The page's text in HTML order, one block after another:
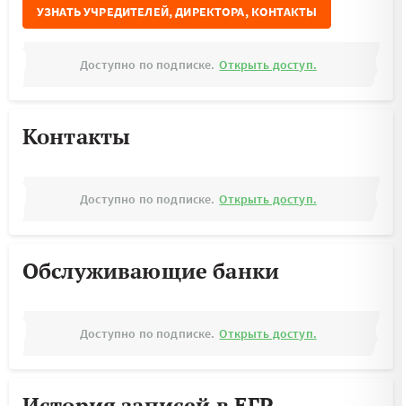
УЗНАТЬ УЧРЕДИТЕЛЕЙ, ДИРЕКТОРА, КОНТАКТЫ
Доступно по подписке. Открыть доступ.
Контакты
Доступно по подписке. Открыть доступ.
Обслуживающие банки
Доступно по подписке. Открыть доступ.